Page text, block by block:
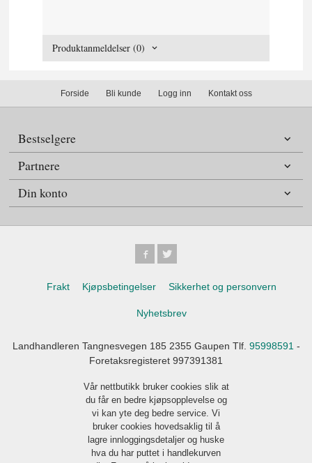
Produktanmeldelser (0)
Forside Bli kunde Logg inn Kontakt oss
Bestselgere
Partnere
Din konto
Frakt Kjøpsbetingelser Sikkerhet og personvern
Nyhetsbrev
Landhandleren Tangnesvegen 185 2355 Gaupen Tlf. 95998591 -
Foretaksregisteret 997391381
Vår nettbutikk bruker cookies slik at
du får en bedre kjøpsopplevelse og
vi kan yte deg bedre service. Vi
bruker cookies hovedsaklig til å
lagre innloggingsdetaljer og huske
hva du har puttet i handlekurven